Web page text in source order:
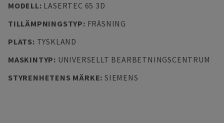
MODELL: LASERTEC 65 3D
TILLÄMPNINGSTYP: FRÄSNING
PLATS: TYSKLAND
MASKINTYP: UNIVERSELLT BEARBETNINGSCENTRUM
STYRENHETENS MÄRKE: SIEMENS